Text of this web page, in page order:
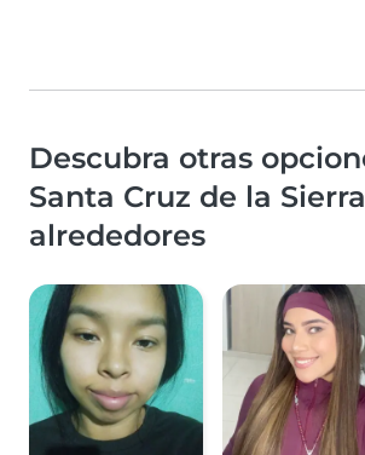
Descubra otras
Santa Cruz de la
alrededores